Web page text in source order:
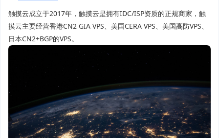
触摸云成立于2017年，触摸云是拥有IDC/ISP资质的正规商家，触
摸云主要经营香港CN2 GIA VPS、美国CERA VPS、美国高防VPS、
日本CN2+BGP的VPS。